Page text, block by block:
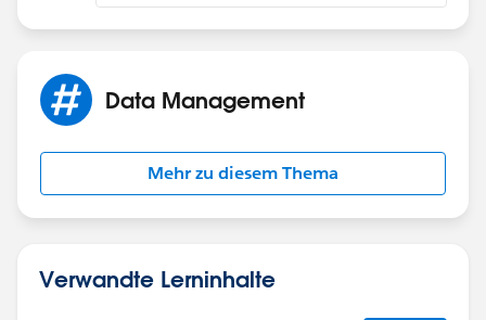
Data Management
Mehr zu diesem Thema
Verwandte Lerninhalte